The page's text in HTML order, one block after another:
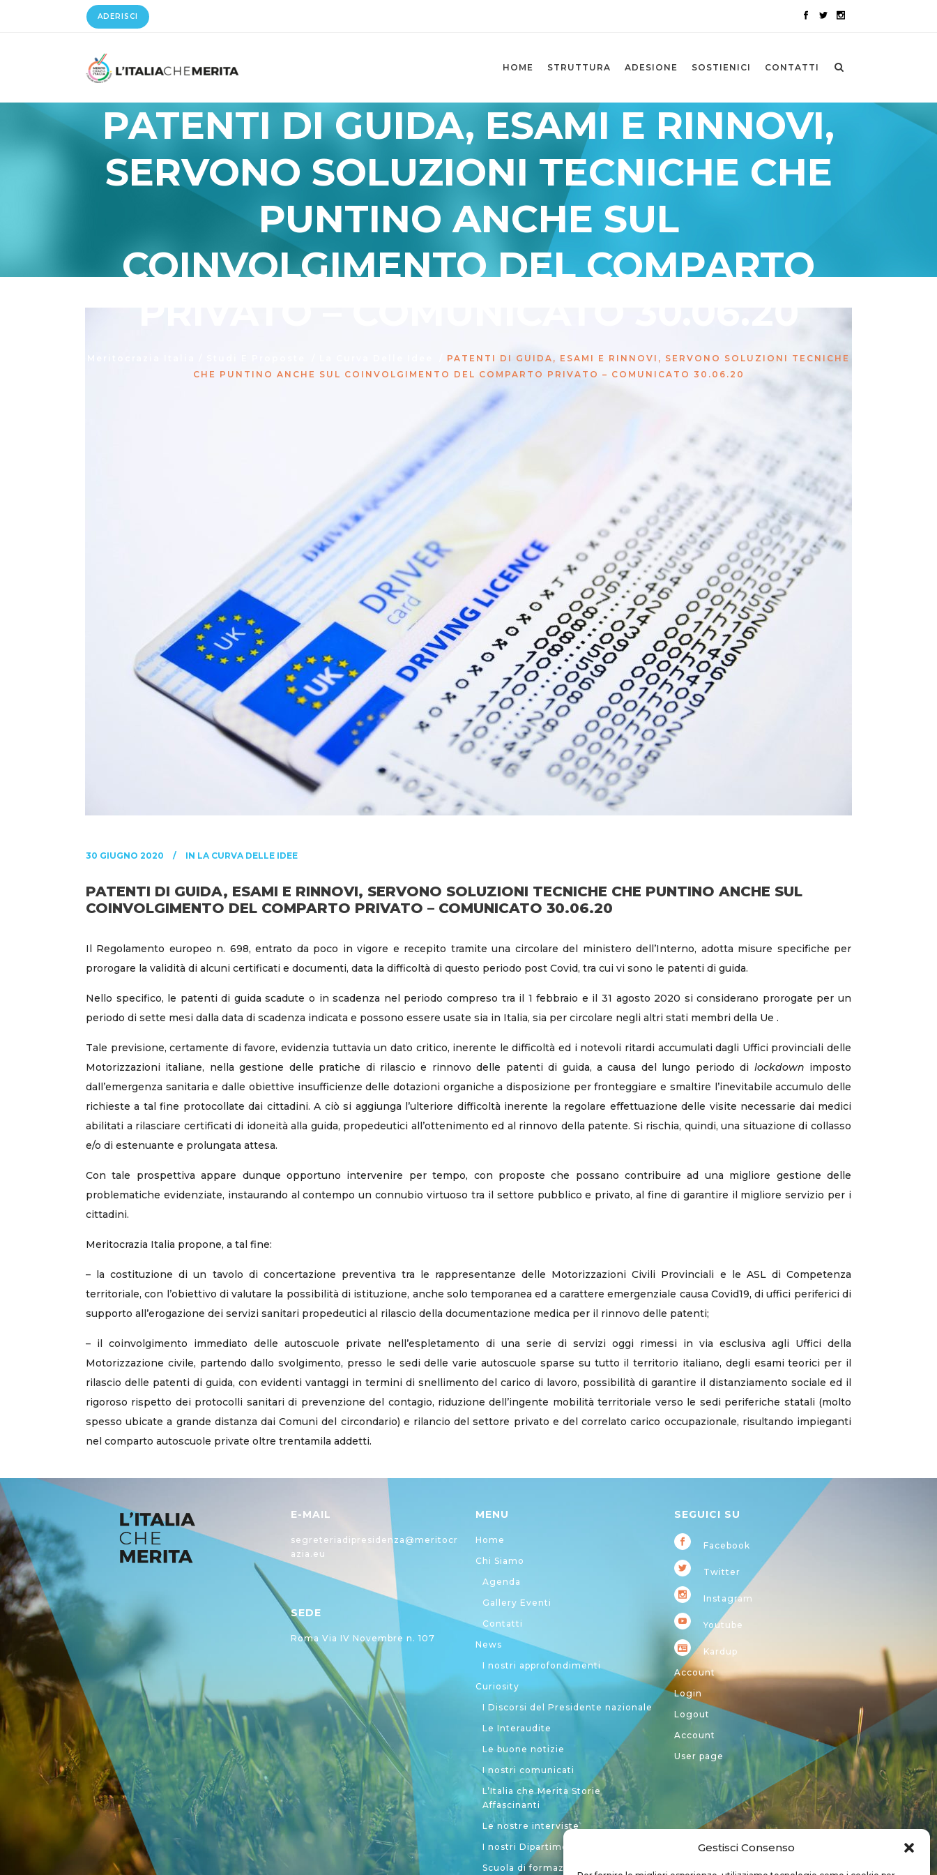
Gestisci Consenso
ADERISCI
HOME STRUTTURA ADESIONE SOSTIENICI CONTATTI
PATENTI DI GUIDA, ESAMI E RINNOVI,
SERVONO SOLUZIONI TECNICHE CHE
PUNTINO ANCHE SUL
COINVOLGIMENTO DEL COMPARTO
PATENTI DI GUIDA, ESAMI E RINNOVI, SERVONO SOLUZIONI TECNICHE
CHE PUNTINO ANCHE SUL COINVOLGIMENTO DEL COMPARTO PRIVATO – COMUNICATO 30.06.20
30 GIUGNO 2020 IN LA CURVA DELLE IDEE
PATENTI DI GUIDA, ESAMI E RINNOVI, SERVONO SOLUZIONI TECNICHE CHE PUNTINO ANCHE SUL
COINVOLGIMENTO DEL COMPARTO PRIVATO – COMUNICATO 30.06.20
Il Regolamento europeo n. 698, entrato da poco in vigore e recepito tramite una circolare del ministero dell’Interno, adotta misure specifiche per
prorogare la validità di alcuni certificati e documenti, data la difficoltà di questo periodo post Covid, tra cui vi sono le patenti di guida.
Nello specifico, le patenti di guida scadute o in scadenza nel periodo compreso tra il 1 febbraio e il 31 agosto 2020 si considerano prorogate per un
periodo di sette mesi dalla data di scadenza indicata e possono essere usate sia in Italia, sia per circolare negli altri stati membri della Ue .
Tale previsione, certamente di favore, evidenzia tuttavia un dato critico, inerente le difficoltà ed i notevoli ritardi accumulati dagli Uffici provinciali delle
Motorizzazioni italiane, nella gestione delle pratiche di rilascio e rinnovo delle patenti di guida, a causa del lungo periodo di lockdown imposto
dall’emergenza sanitaria e dalle obiettive insufficienze delle dotazioni organiche a disposizione per fronteggiare e smaltire l’inevitabile accumulo delle
richieste a tal fine protocollate dai cittadini. A ciò si aggiunga l’ulteriore difficoltà inerente la regolare effettuazione delle visite necessarie dai medici
abilitati a rilasciare certificati di idoneità alla guida, propedeutici all’ottenimento ed al rinnovo della patente. Si rischia, quindi, una situazione di collasso
e/o di estenuante e prolungata attesa.
Con tale prospettiva appare dunque opportuno intervenire per tempo, con proposte che possano contribuire ad una migliore gestione delle
problematiche evidenziate, instaurando al contempo un connubio virtuoso tra il settore pubblico e privato, al fine di garantire il migliore servizio per i
cittadini.
Meritocrazia Italia propone, a tal fine:
– la costituzione di un tavolo di concertazione preventiva tra le rappresentanze delle Motorizzazioni Civili Provinciali e le ASL di Competenza
territoriale, con l’obiettivo di valutare la possibilità di istituzione, anche solo temporanea ed a carattere emergenziale causa Covid19, di uffici periferici di
supporto all’erogazione dei servizi sanitari propedeutici al rilascio della documentazione medica per il rinnovo delle patenti;
– il coinvolgimento immediato delle autoscuole private nell’espletamento di una serie di servizi oggi rimessi in via esclusiva agli Uffici della
Motorizzazione civile, partendo dallo svolgimento, presso le sedi delle varie autoscuole sparse su tutto il territorio italiano, degli esami teorici per il
rilascio delle patenti di guida, con evidenti vantaggi in termini di snellimento del carico di lavoro, possibilità di garantire il distanziamento sociale ed il
rigoroso rispetto dei protocolli sanitari di prevenzione del contagio, riduzione dell’ingente mobilità territoriale verso le sedi periferiche statali (molto
spesso ubicate a grande distanza dai Comuni del circondario) e rilancio del settore privato e del correlato carico occupazionale, risultando impieganti
nel comparto autoscuole private oltre trentamila addetti.
E-MAIL
segreteriadipresidenza@meritocr
azia.eu
SEDE
Roma Via IV Novembre n. 107
MENU
Home
Chi Siamo
Agenda
Gallery Eventi
Contatti
News
I nostri approfondimenti
Curiosity
I Discorsi del Presidente nazionale
Le Interaudite
Le buone notizie
I nostri comunicati
L’Italia che Merita Storie
Affascinanti
Le nostre interviste
I nostri Dipartimenti
Scuola di formazione politica CREA
SEGUICI SU
Facebook
Twitter
Instagram
Youtube
Kardup
Account
Login
Logout
Account
User page